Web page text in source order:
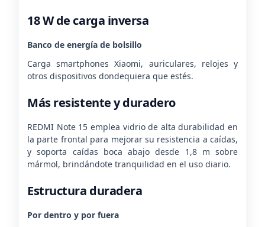
18 W de carga inversa
Banco de energía de bolsillo
Carga smartphones Xiaomi, auriculares, relojes y
otros dispositivos dondequiera que estés.
Más resistente y duradero
REDMI Note 15 emplea vidrio de alta durabilidad en
la parte frontal para mejorar su resistencia a caídas,
y soporta caídas boca abajo desde 1,8 m sobre
mármol, brindándote tranquilidad en el uso diario.
Estructura duradera
Por dentro y por fuera